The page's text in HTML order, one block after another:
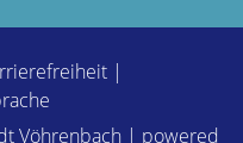
|
Vöhrenbach | powered